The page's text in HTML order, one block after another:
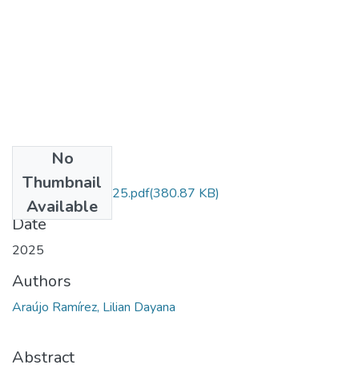
No
Thumbnail
Available
AraujoRamirez.2025.pdf(380.87 KB)
Date
2025
Authors
Araújo Ramírez, Lilian Dayana
Abstract